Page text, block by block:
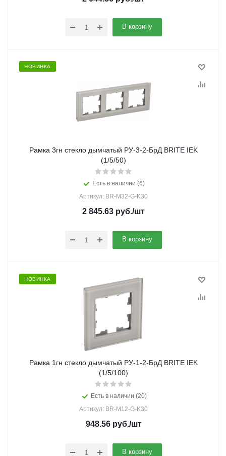
В корзину
НОВИНКА
Рамка 3гн стекло дымчатый РУ-3-2-БрД BRITE IEK
(1/5/50)
Есть в наличии (6)
Артикул: BR-M32-G-K30
2 845.63 руб./шт
В корзину
НОВИНКА
Рамка 1гн стекло дымчатый РУ-1-2-БрД BRITE IEK
(1/5/100)
Есть в наличии (20)
Артикул: BR-M12-G-K30
948.56руб./шт
В корзину